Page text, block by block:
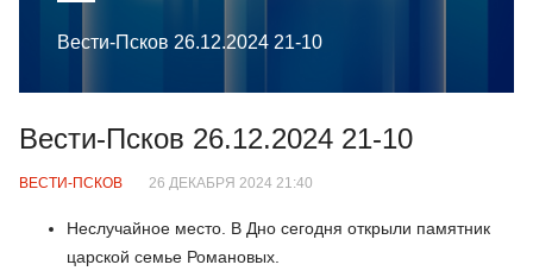
Вести-Псков 26.12.2024 21-10
Вести-Псков 26.12.2024 21-10
ВЕСТИ-ПСКОВ 26 ДЕКАБРЯ 2024 21:40
Неслучайное место. В Дно сегодня открыли памятник
царской семье Романовых.